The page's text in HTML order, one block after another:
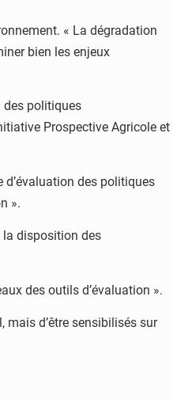
« La dégradation
bien les enjeux
des politiques
Prospective Agricole et
d’évaluation des politiques
».
la disposition des
des outils d’évaluation ».
mais d’être sensibilisés sur